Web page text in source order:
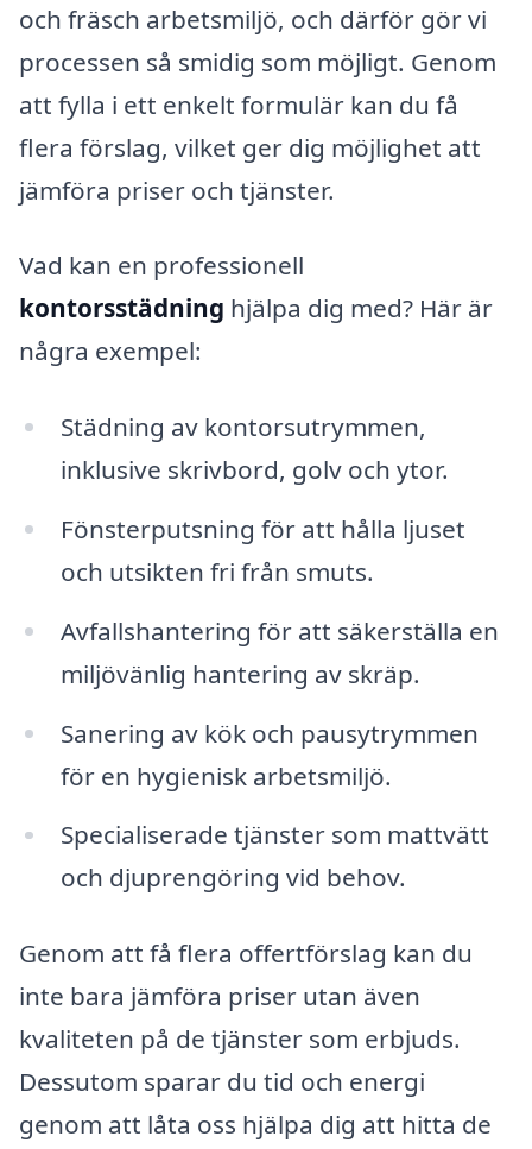
och fräsch arbetsmiljö, och därför gör vi
processen så smidig som möjligt. Genom
att fylla i ett enkelt formulär kan du få
flera förslag, vilket ger dig möjlighet att
jämföra priser och tjänster.
Vad kan en professionell
kontorsstädning hjälpa dig med? Här är
några exempel:
Städning av kontorsutrymmen,
inklusive skrivbord, golv och ytor.
Fönsterputsning för att hålla ljuset
och utsikten fri från smuts.
Avfallshantering för att säkerställa en
miljövänlig hantering av skräp.
Sanering av kök och pausytrymmen
för en hygienisk arbetsmiljö.
Specialiserade tjänster som mattvätt
och djuprengöring vid behov.
Genom att få flera offertförslag kan du
inte bara jämföra priser utan även
kvaliteten på de tjänster som erbjuds.
Dessutom sparar du tid och energi
genom att låta oss hjälpa dig att hitta de